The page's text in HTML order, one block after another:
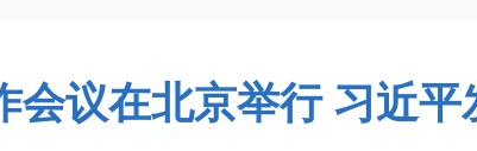
会议在北京举行 习近平